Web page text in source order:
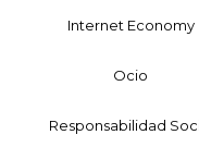
Internet Economy
Ocio
Responsabilidad